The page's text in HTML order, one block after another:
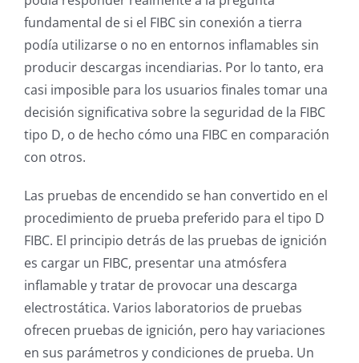
fundamental de si el FIBC sin conexión a tierra
podía utilizarse o no en entornos inflamables sin
producir descargas incendiarias. Por lo tanto, era
casi imposible para los usuarios finales tomar una
decisión significativa sobre la seguridad de la FIBC
tipo D, o de hecho cómo una FIBC en comparación
con otros.
Las pruebas de encendido se han convertido en el
procedimiento de prueba preferido para el tipo D
FIBC. El principio detrás de las pruebas de ignición
es cargar un FIBC, presentar una atmósfera
inflamable y tratar de provocar una descarga
electrostática. Varios laboratorios de pruebas
ofrecen pruebas de ignición, pero hay variaciones
en sus parámetros y condiciones de prueba. Un